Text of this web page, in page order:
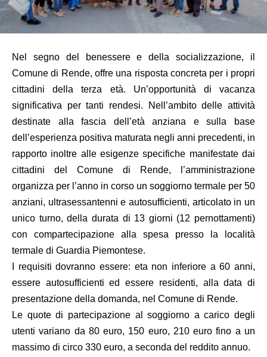
Nel segno del benessere e della socializzazione, il
Comune di Rende, offre una risposta concreta per i propri
cittadini della terza età. Un’opportunità di vacanza
significativa per tanti rendesi. Nell’ambito delle attività
destinate alla fascia dell’età anziana e sulla base
dell’esperienza positiva maturata negli anni precedenti, in
rapporto inoltre alle esigenze specifiche manifestate dai
cittadini del Comune di Rende, l’amministrazione
organizza per l’anno in corso un soggiorno termale per 50
anziani, ultrasessantenni e autosufficienti, articolato in un
unico turno, della durata di 13 giorni (12 pernottamenti)
con compartecipazione alla spesa presso la località
termale di Guardia Piemontese.
I requisiti dovranno essere: eta non inferiore a 60 anni,
essere autosufficienti ed essere residenti, alla data di
presentazione della domanda, nel Comune di Rende.
Le quote di partecipazione al soggiorno a carico degli
utenti variano da 80 euro, 150 euro, 210 euro fino a un
massimo di circo 330 euro, a seconda del reddito annuo.